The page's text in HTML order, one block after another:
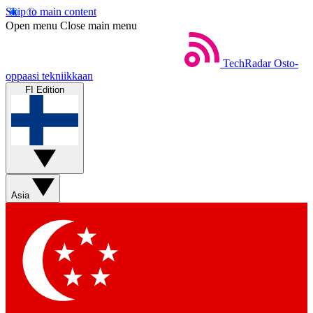
Skip to main content
Open menu Close main menu
TechRadar Osto-
oppaasi tekniikkaan
FI Edition
Asia